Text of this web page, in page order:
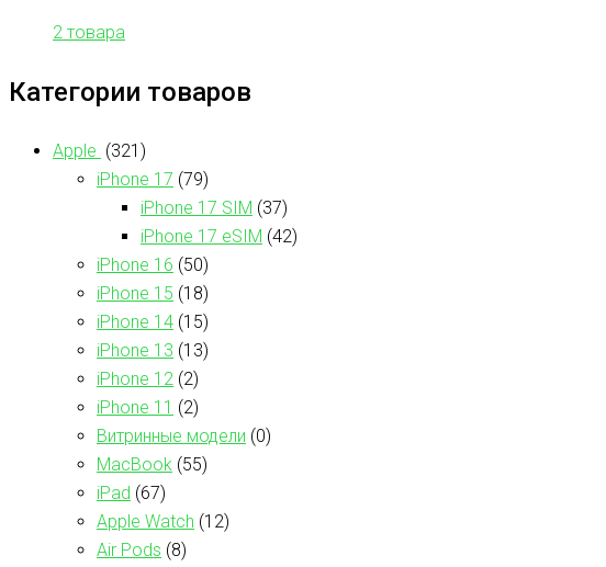
2 товара
Категории товаров
Apple (321)
iPhone 17 (79)
iPhone 17 SIM (37)
iPhone 17 eSIM (42)
iPhone 16 (50)
iPhone 15 (18)
iPhone 14 (15)
iPhone 13 (13)
iPhone 12 (2)
iPhone 11 (2)
Витринные модели (0)
MacBook (55)
iPad (67)
Apple Watch (12)
Air Pods (8)